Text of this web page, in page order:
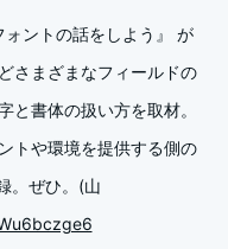
ントの話をしよう』 が
さまざまなフィールドの
と書体の扱い方を取材。
トや環境を提供する側の
。ぜひ。(山